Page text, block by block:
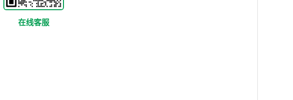
在线客服